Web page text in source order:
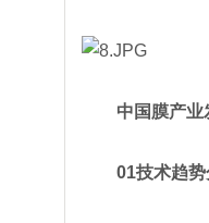
中国膜产业
01技术趋势